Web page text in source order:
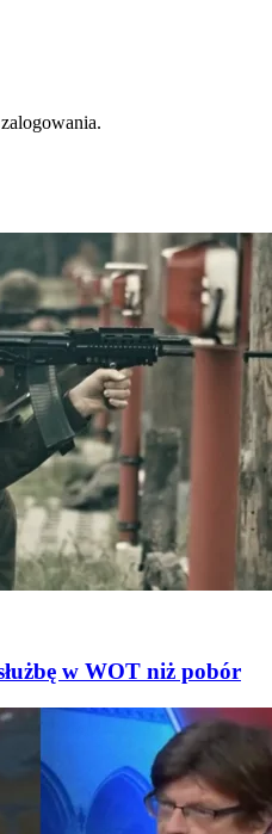
w WOT niż pobór